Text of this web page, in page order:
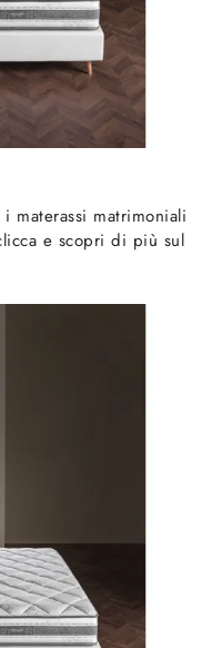
materassi matrimoniali
e scopri di più sul